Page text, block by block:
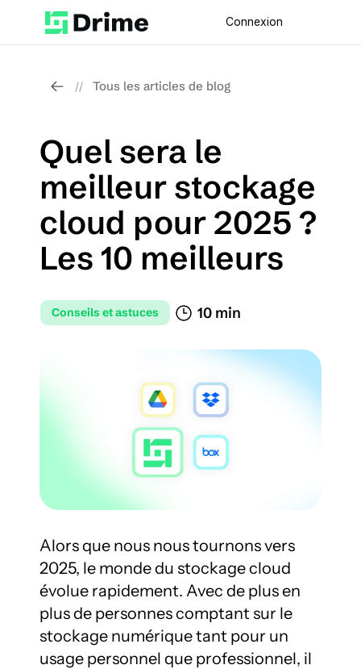
Connexion
// Tous les articles de blog
Conseils et astuces 10 min
Quel sera le
meilleur stockage
cloud pour 2025 ?
Les 10 meilleurs
Alors que nous nous tournons vers
2025, le monde du stockage cloud
évolue rapidement. Avec de plus en
plus de personnes comptant sur le
stockage numérique tant pour un
usage personnel que professionnel, il